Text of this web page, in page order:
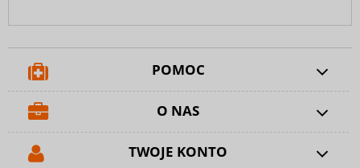
POMOC
O NAS
TWOJE KONTO